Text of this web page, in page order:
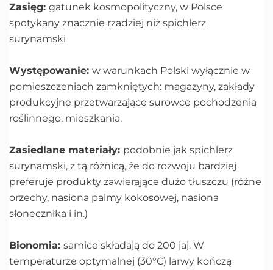
Zasięg: gatunek kosmopolityczny, w Polsce
spotykany znacznie rzadziej niż spichlerz
surynamski
Występowanie: w warunkach Polski wyłącznie w
pomieszczeniach zamkniętych: magazyny, zakłady
produkcyjne przetwarzające surowce pochodzenia
roślinnego, mieszkania.
Zasiedlane materiały: podobnie jak spichlerz
surynamski, z tą różnicą, że do rozwoju bardziej
preferuje produkty zawierające dużo tłuszczu (różne
orzechy, nasiona palmy kokosowej, nasiona
słonecznika i in.)
Bionomia: samice składają do 200 jaj. W
temperaturze optymalnej (30°C) larwy kończą